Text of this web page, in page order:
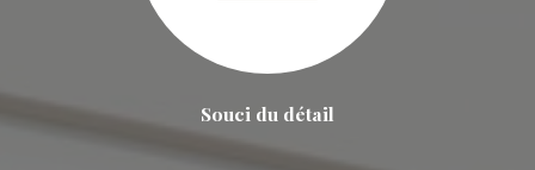
Souci du détail